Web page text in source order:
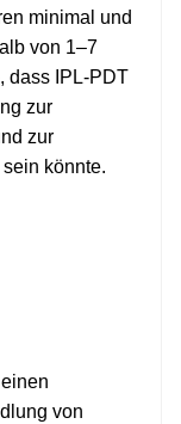
minimal und
von 1–7
dass IPL-PDT
zur
zur
könnte.
von